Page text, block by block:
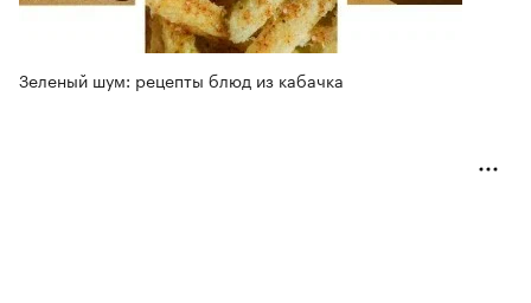
Зеленый шум: рецепты блюд из кабачка